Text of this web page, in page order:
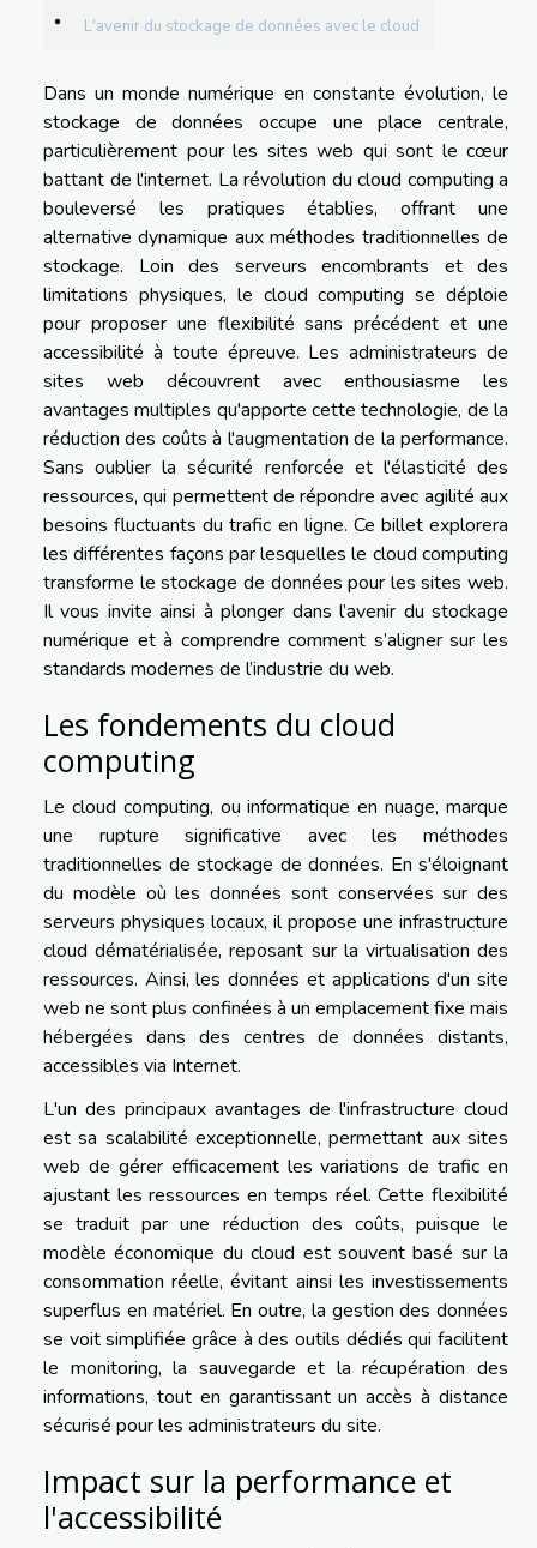
L'avenir du stockage de données avec le cloud
Dans un monde numérique en constante évolution, le
stockage de données occupe une place centrale,
particulièrement pour les sites web qui sont le cœur
battant de l'internet. La révolution du cloud computing a
bouleversé les pratiques établies, offrant une
alternative dynamique aux méthodes traditionnelles de
stockage. Loin des serveurs encombrants et des
limitations physiques, le cloud computing se déploie
pour proposer une flexibilité sans précédent et une
accessibilité à toute épreuve. Les administrateurs de
sites web découvrent avec enthousiasme les
avantages multiples qu'apporte cette technologie, de la
réduction des coûts à l'augmentation de la performance.
Sans oublier la sécurité renforcée et l'élasticité des
ressources, qui permettent de répondre avec agilité aux
besoins fluctuants du trafic en ligne. Ce billet explorera
les différentes façons par lesquelles le cloud computing
transforme le stockage de données pour les sites web.
Il vous invite ainsi à plonger dans l’avenir du stockage
numérique et à comprendre comment s’aligner sur les
standards modernes de l’industrie du web.
Les fondements du cloud
computing
Le cloud computing, ou informatique en nuage, marque
une rupture significative avec les méthodes
traditionnelles de stockage de données. En s'éloignant
du modèle où les données sont conservées sur des
serveurs physiques locaux, il propose une infrastructure
cloud dématérialisée, reposant sur la virtualisation des
ressources. Ainsi, les données et applications d'un site
web ne sont plus confinées à un emplacement fixe mais
hébergées dans des centres de données distants,
accessibles via Internet.
L'un des principaux avantages de l'infrastructure cloud
est sa scalabilité exceptionnelle, permettant aux sites
web de gérer efficacement les variations de trafic en
ajustant les ressources en temps réel. Cette flexibilité
se traduit par une réduction des coûts, puisque le
modèle économique du cloud est souvent basé sur la
consommation réelle, évitant ainsi les investissements
superflus en matériel. En outre, la gestion des données
se voit simplifiée grâce à des outils dédiés qui facilitent
le monitoring, la sauvegarde et la récupération des
informations, tout en garantissant un accès à distance
sécurisé pour les administrateurs du site.
Impact sur la performance et
l'accessibilité